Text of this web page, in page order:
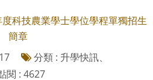
科技農業學士學位學程單獨招生
簡章
分類 : 升學快訊、
閱 : 4627